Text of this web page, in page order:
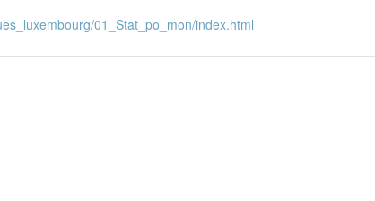
01_Stat_po_mon/index.html